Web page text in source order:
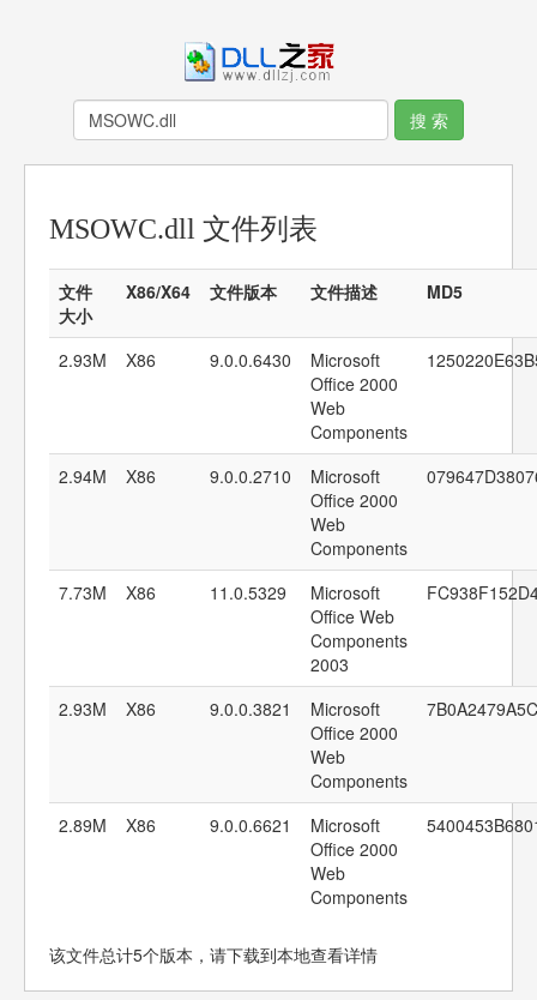
MSOWC.dll 文件列表
文件
大小
X86/X64 文件版本 文件描述 MD5
2.93M X86 9.0.0.6430
Microsoft
Office 2000
Web
Components
2.94M X86 9.0.0.2710
Microsoft
Office 2000
Web
Components
7.73M X86 11.0.5329
Microsoft
Office Web
Components
2003
2.93M X86 9.0.0.3821
Microsoft
Office 2000
Web
Components
2.89M X86 9.0.0.6621
Microsoft
Office 2000
Web
Components
该文件总计5个版本，请下载到本地查看详情